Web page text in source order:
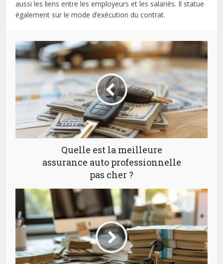
aussi les liens entre les employeurs et les salariés. Il statue
également sur le mode d’exécution du contrat.
Quelle est la meilleure
assurance auto professionnelle
pas cher ?